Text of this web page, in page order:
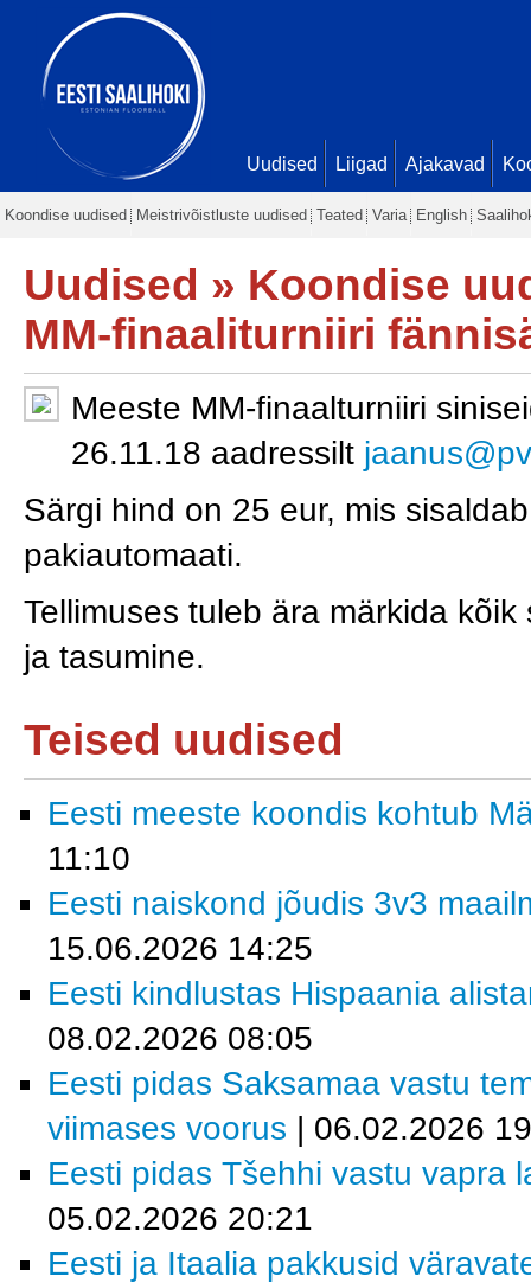
Uudised Liigad Ajakavad
Koondise uudised Meistrivõistluste uudised Teated Varia English
Uudised » Koondise
MM-finaaliturniiri
Meeste MM-finaalturniiri
26.11.18 aadressilt
Särgi hind on 25 eur, mis
pakiautomaati.
Tellimuses tuleb ära märkida
ja tasumine.
Teised uudised
Eesti meeste koondis kohtub
11:10
Eesti naiskond jõudis 3v3
15.06.2026 14:25
Eesti kindlustas Hispaania
08.02.2026 08:05
Eesti pidas Saksamaa vastu
viimases voorus | 06.02.2026
Eesti pidas Tšehhi vastu vapra
05.02.2026 20:21
Eesti ja Itaalia pakkusid